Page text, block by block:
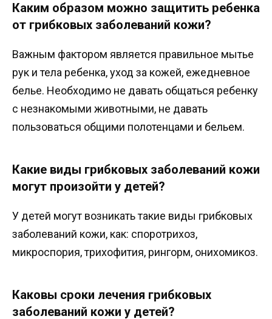
Каким образом можно защитить ребенка
от грибковых заболеваний кожи?
Важным фактором является правильное мытье
рук и тела ребенка, уход за кожей, ежедневное
белье. Необходимо не давать общаться ребенку
с незнакомыми животными, не давать
пользоваться общими полотенцами и бельем.
Какие виды грибковых заболеваний кожи
могут произойти у детей?
У детей могут возникать такие виды грибковых
заболеваний кожи, как: споротрихоз,
микроспория, трихофития, рингорм, онихомикоз.
Каковы сроки лечения грибковых
заболеваний кожи у детей?